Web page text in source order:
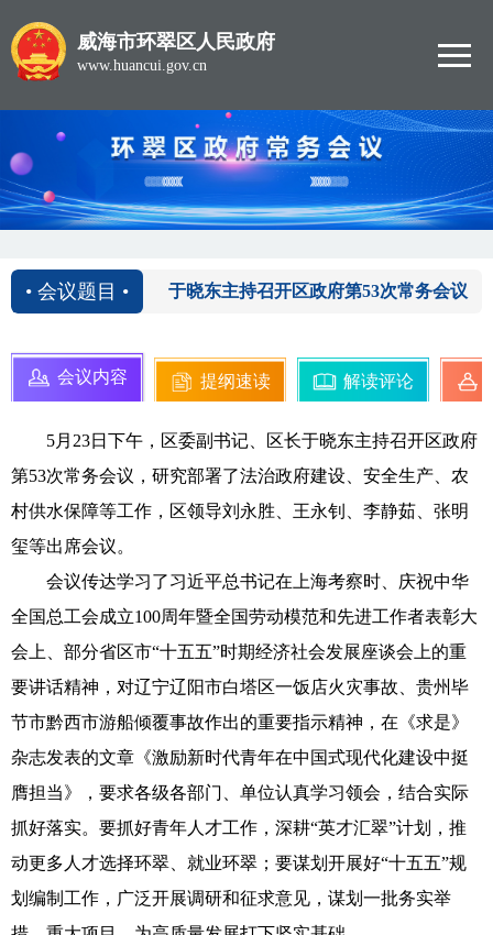
威海市环翠区人民政府
www.huancui.gov.cn
• 会议题目 • 于晓东主持召开区政府第53次常务会议
会议内容 提纲速读 解读评论
5月23日下午，区委副书记、区长于晓东主持召开区政府
第53次常务会议，研究部署了法治政府建设、安全生产、农
村供水保障等工作，区领导刘永胜、王永钊、李静茹、张明
玺等出席会议。
会议传达学习了习近平总书记在上海考察时、庆祝中华
全国总工会成立100周年暨全国劳动模范和先进工作者表彰大
会上、部分省区市“十五五”时期经济社会发展座谈会上的重
要讲话精神，对辽宁辽阳市白塔区一饭店火灾事故、贵州毕
节市黔西市游船倾覆事故作出的重要指示精神，在《求是》
杂志发表的文章《激励新时代青年在中国式现代化建设中挺
膺担当》，要求各级各部门、单位认真学习领会，结合实际
抓好落实。要抓好青年人才工作，深耕“英才汇翠”计划，推
动更多人才选择环翠、就业环翠；要谋划开展好“十五五”规
划编制工作，广泛开展调研和征求意见，谋划一批务实举